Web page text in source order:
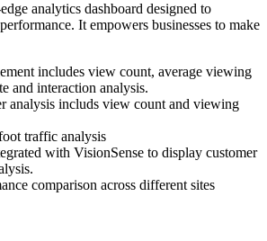
analytics dashboard designed to
It empowers businesses to make
includes view count, average viewing
and interaction analysis.
analysis includs view count and viewing
traffic analysis
with VisionSense to display customer
comparison across different sites